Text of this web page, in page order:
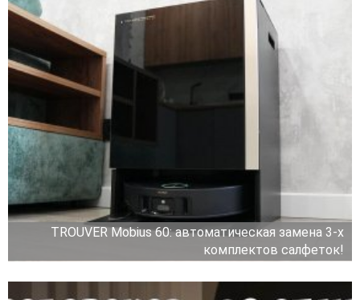
TROUVER Mobius 60: автоматическая замена 3-х
комплектов салфеток!